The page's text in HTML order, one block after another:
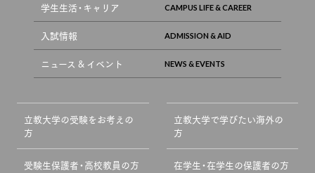
学生生活・キャリア
入試情報
ニュース & イベント
立教大学の受験をお考えの
方
立教大学で学びたい海外の
方
受験生保護者・高校教員の方 在学生・在学生の保護者の方